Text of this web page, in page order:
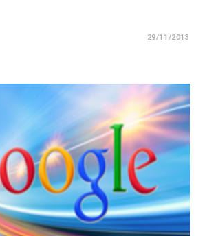
29/11/2013